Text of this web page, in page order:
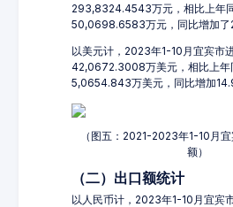
293,8324.4543万元，相比上年
50,0698.6583万元，同比增加了
以美元计，2023年1-10月宜宾市
42,0672.3008万美元，相比上年
5,0654.843万美元，同比增加
（图五：2021-2023年1-10月
额）
（二）出口额统计
以人民币计，2023年1-10月宜宾